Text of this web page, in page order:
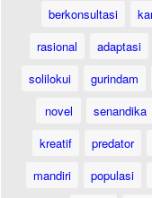
berkonsultasi
rasional
adaptasi
solilokui
gurindam
novel
senandika
kreatif
predator
mandiri
populasi